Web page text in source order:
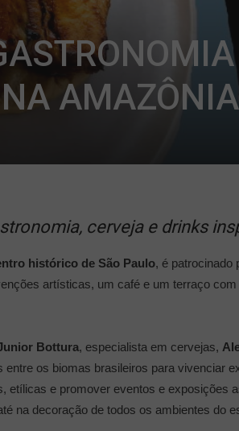
AMAZÔNIA
cerveja e drinks
histórico de São Paulo, é patrocinado
artísticas, um café e um terraço
Bottura, especialista em cervejas,
os biomas brasileiros para vivenciar
etílicas e promover eventos e exposições
na decoração de todos os ambientes do